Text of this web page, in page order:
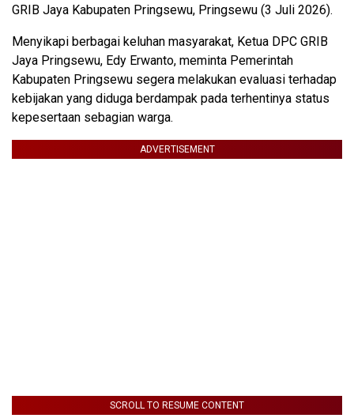
GRIB Jaya Kabupaten Pringsewu, Pringsewu (3 Juli 2026).
Menyikapi berbagai keluhan masyarakat, Ketua DPC GRIB
Jaya Pringsewu, Edy Erwanto, meminta Pemerintah
Kabupaten Pringsewu segera melakukan evaluasi terhadap
kebijakan yang diduga berdampak pada terhentinya status
kepesertaan sebagian warga.
ADVERTISEMENT
SCROLL TO RESUME CONTENT